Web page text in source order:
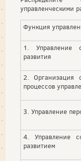
управленческими
Функция
1. Управление
развития
2. Организация
процессов
3. Управление
4. Управление
развитием